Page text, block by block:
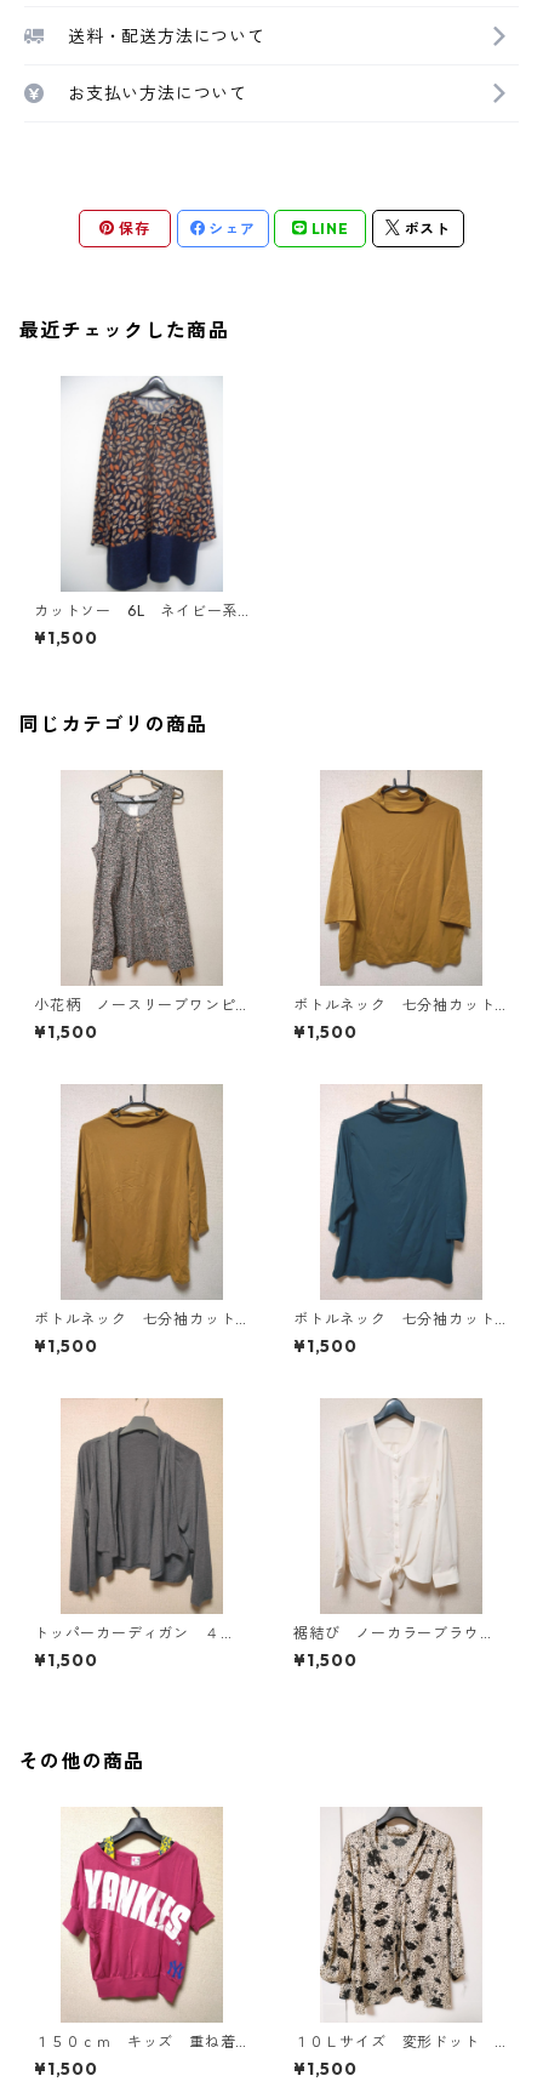
送料・配送方法について
お支払い方法について
保存 シェア LINE ポスト
最近チェックした商品
カットソー 6L ネイビー系
柄 IY-4317
¥1,500
同じカテゴリの商品
小花柄 ノースリーブワンピ
ース ４Ｌ ブラック KAE-
4819
¥1,500
ボトルネック 七分袖カット
ソー ４Ｌ マスタード KA
E-4818
¥1,500
ボトルネック 七分袖カット
ソー ４Ｌ マスタード KA
E-4816
¥1,500
ボトルネック 七分袖カット
ソー ４Ｌ ティールグリー
ン KAE-4815
¥1,500
トッパーカーディガン ４
Ｌ グレー KAE-4814
¥1,500
裾結び ノーカラーブラウ
ス ３Ｌ アイボリー KAE-
4813
¥1,500
その他の商品
１５０ｃｍ キッズ 重ね着
風ドルマントップス マゼン
タ KAE-4791
¥1,500
１０Ｌサイズ 変形ドット
花柄 ボウタイブラウス オ
フホワイト KAE-4772
¥1,500